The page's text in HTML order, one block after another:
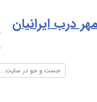
درب ایرانیان